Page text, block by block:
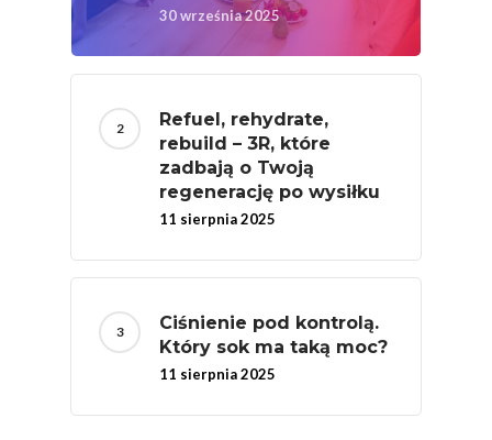
30 września 2025
Refuel, rehydrate,
rebuild – 3R, które
zadbają o Twoją
regenerację po wysiłku
11 sierpnia 2025
Ciśnienie pod kontrolą.
Który sok ma taką moc?
11 sierpnia 2025
Good Move
Związek Zawodowy
Rolników Ojczyzna
Branża
Wydarzenia
Badania